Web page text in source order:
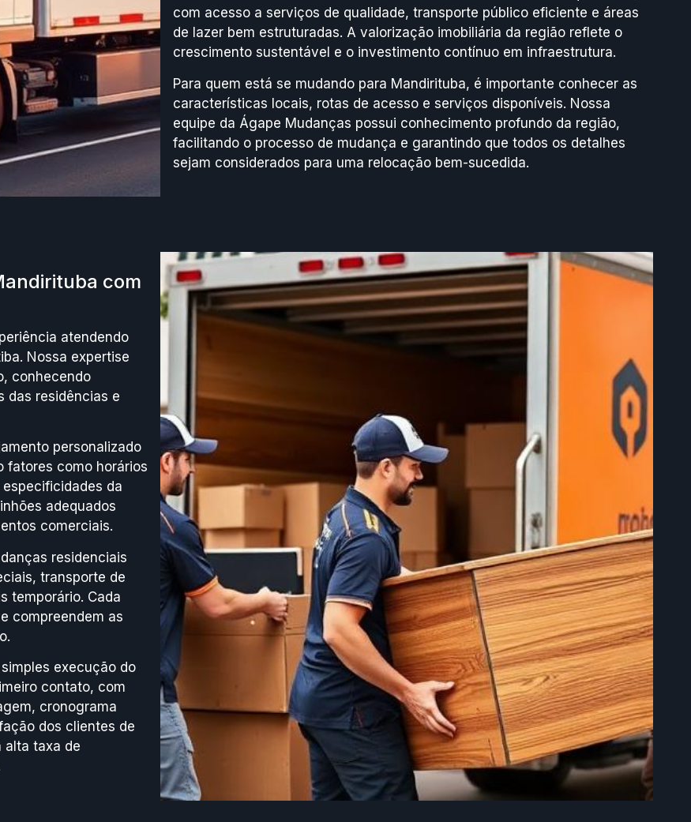
com acesso a serviços de qualidade, transporte público eficiente e áreas
de lazer bem estruturadas. A valorização imobiliária da região reflete o
crescimento sustentável e o investimento contínuo em infraestrutura.
Para quem está se mudando para Mandirituba, é importante conhecer as
características locais, rotas de acesso e serviços disponíveis. Nossa
equipe da Ágape Mudanças possui conhecimento profundo da região,
facilitando o processo de mudança e garantindo que todos os detalhes
sejam considerados para uma relocação bem-sucedida.
com
atendendo
Nossa expertise
conhecendo
das residências e
personalizado
fatores como horários
da
adequados
comerciais.
residenciais
transporte de
temporário. Cada
compreendem as
execução do
contato, com
cronograma
dos clientes de
alta taxa de